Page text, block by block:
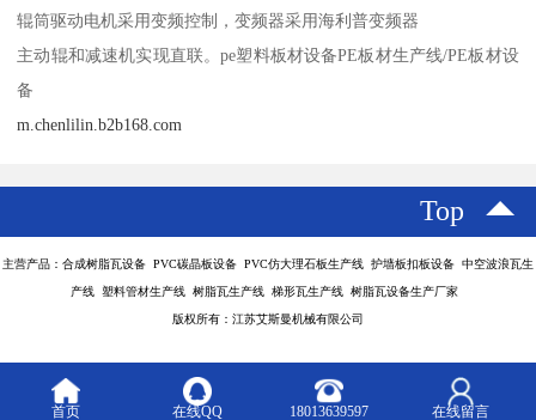
辊筒驱动电机采用变频控制，变频器采用海利普变频器
主动辊和减速机实现直联。pe塑料板材设备PE板材生产线/PE板材设
备
m.chenlilin.b2b168.com
Top
主营产品：合成树脂瓦设备 PVC碳晶板设备 PVC仿大理石板生产线 护墙板扣板设备 中空波浪瓦生
产线 塑料管材生产线 树脂瓦生产线 梯形瓦生产线 树脂瓦设备生产厂家
版权所有：江苏艾斯曼机械有限公司
首页 在线QQ 18013639597 在线留言